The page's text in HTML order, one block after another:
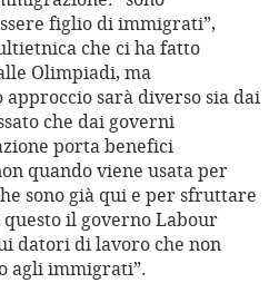
figlio di immigrati”,
che ci ha fatto
Olimpiadi, ma
sarà diverso sia dai
che dai governi
porta benefici
quando viene usata per
sono già qui e per sfruttare
il governo Labour
datori di lavoro che non
agli immigrati”.